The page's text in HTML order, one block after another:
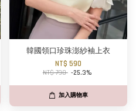
韓國領口珍珠澎紗袖上衣
NT$ 590
NT$ 790 -25.3%
加入購物車